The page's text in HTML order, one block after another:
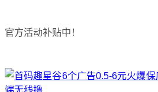
官方活动补贴中！